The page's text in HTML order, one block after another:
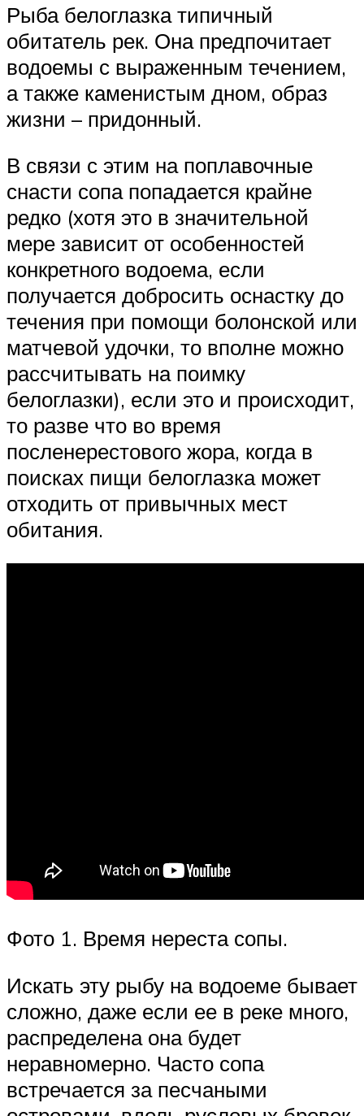
Рыба белоглазка типичный
обитатель рек. Она предпочитает
водоемы с выраженным течением,
а также каменистым дном, образ
жизни – придонный.
В связи с этим на поплавочные
снасти сопа попадается крайне
редко (хотя это в значительной
мере зависит от особенностей
конкретного водоема, если
получается добросить оснастку до
течения при помощи болонской или
матчевой удочки, то вполне можно
рассчитывать на поимку
белоглазки), если это и происходит,
то разве что во время
посленерестового жора, когда в
поисках пищи белоглазка может
отходить от привычных мест
обитания.
Фото 1. Время нереста сопы.
Искать эту рыбу на водоеме бывает
сложно, даже если ее в реке много,
распределена она будет
неравномерно. Часто сопа
встречается за песчаными